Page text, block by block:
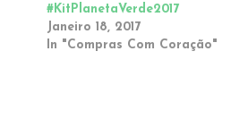
#KitPlanetaVerde2017
Janeiro 18, 2017
In "Compras Com Coração"